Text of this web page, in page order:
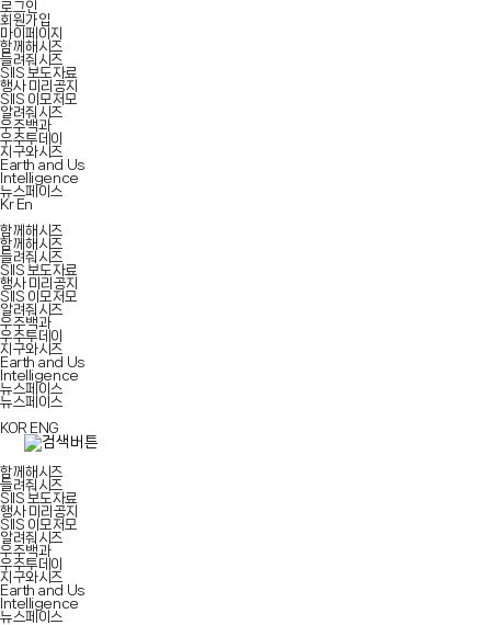
로그인
회원가입
마이페이지
함께해시즈
들려줘시즈
SIIS 보도자료
행사 미리공지
SIIS 이모저모
알려줘시즈
우주백과
우주투데이
지구와시즈
Earth and Us
Intelligence
뉴스페이스
Kr En
함께해시즈
함께해시즈
들려줘시즈
SIIS 보도자료
행사 미리공지
SIIS 이모저모
알려줘시즈
우주백과
우주투데이
지구와시즈
Earth and Us
Intelligence
뉴스페이스
뉴스페이스
KOR ENG
함께해시즈
들려줘시즈
SIIS 보도자료
행사 미리공지
SIIS 이모저모
알려줘시즈
우주백과
우주투데이
지구와시즈
Earth and Us
Intelligence
뉴스페이스